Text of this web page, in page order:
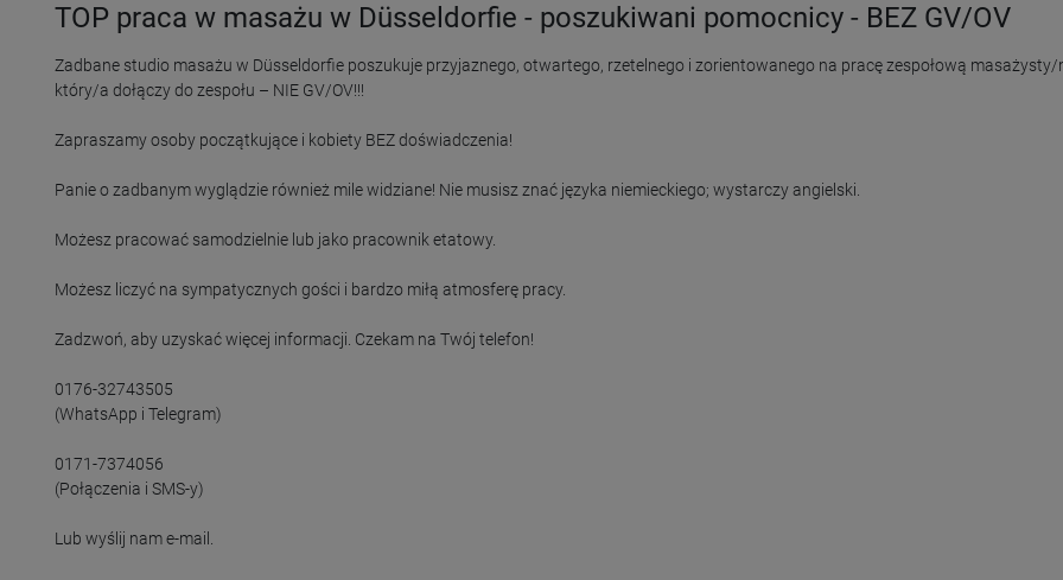
TOP praca w masażu w Düsseldorfie - poszukiwani pomocnicy - BEZ GV/OV
Zadbane studio masażu w Düsseldorfie poszukuje przyjaznego, otwartego, rzetelnego i zorientowanego na pracę zespołową
który/a dołączy do zespołu – NIE GV/OV!!!
Zapraszamy osoby początkujące i kobiety BEZ doświadczenia!
Panie o zadbanym wyglądzie również mile widziane! Nie musisz znać języka niemieckiego; wystarczy angielski.
Możesz pracować samodzielnie lub jako pracownik etatowy.
Możesz liczyć na sympatycznych gości i bardzo miłą atmosferę pracy.
Zadzwoń, aby uzyskać więcej informacji. Czekam na Twój telefon!
0176-32743505
(WhatsApp i Telegram)
0171-7374056
(Połączenia i SMS-y)